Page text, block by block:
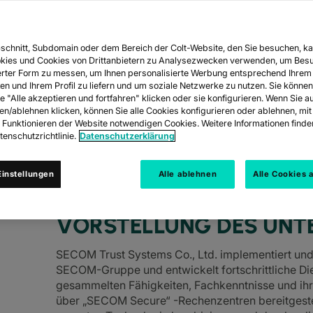
SYSTEMS
und verwaltet IT- und
auf der Grundlage ihrer...
VORSTELLUNG DES
SECOM Trust Systems Co., Ltd. implementiert
SECOM-Gruppe und entwickelt fortschrittliche
gesammelten Fähigkeiten, Fachkenntnisse und
über „SECOM Secure“ -Rechenzentren
Subdomain oder dem Bereich der Colt-Website, den Sie besuchen,
und Cookies von Drittanbietern zu Analysezwecken verwenden, um
Form zu messen, um Ihnen personalisierte Werbung entsprechend Ihrem
und Ihrem Profil zu liefern und um soziale Netzwerke zu nutzen. Sie
"Alle akzeptieren und fortfahren" klicken oder sie konfigurieren. Wenn Sie
ablehnen klicken, können Sie alle Cookies konfigurieren oder ablehnen,
der Website notwendigen Cookies. Weitere Informationen
Datenschutzerklärung
Alle ablehnen Alle Cookies